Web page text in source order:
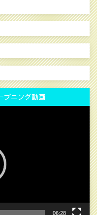
プニング動画
06:28